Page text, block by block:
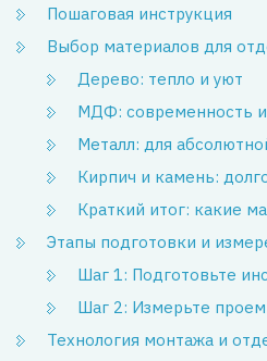
Пошаговая инструкция
Выбор материалов для
Дерево: тепло и уют
МДФ: современность и
Металл: для
Кирпич и камень:
Краткий итог: какие
Этапы подготовки и
Шаг 1: Подготовьте
Шаг 2: Измерьте проем
Технология монтажа и